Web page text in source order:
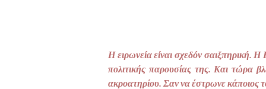
Η ειρωνεία είναι σχεδόν σαιξπηρική.
πολιτικής παρουσίας της. Και τώρα
ακροατηρίου. Σαν να έστρωνε κάποιος